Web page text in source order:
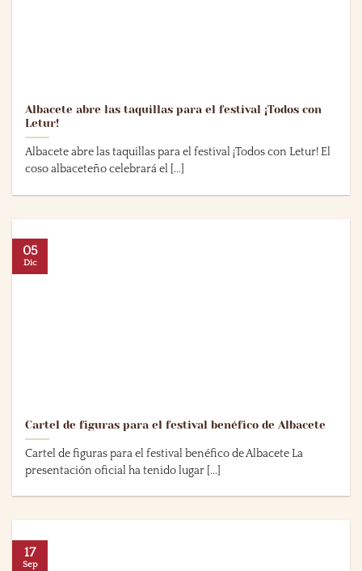
Albacete abre las taquillas para el festival ¡Todos con
Letur!
Albacete abre las taquillas para el festival ¡Todos con Letur! El
coso albaceteño celebrará el [...]
Cartel de figuras para el festival benéfico de Albacete
Cartel de figuras para el festival benéfico de Albacete La
presentación oficial ha tenido lugar [...]
05
Dic
17
Sep